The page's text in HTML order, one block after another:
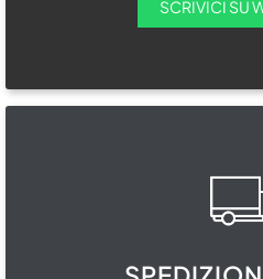
SCRIVICI SU